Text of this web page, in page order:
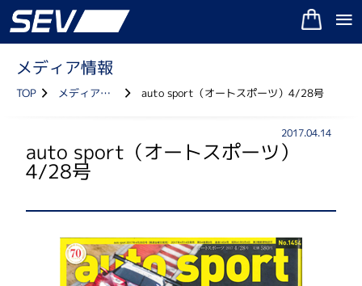
メディア情報
TOP メディア情報 auto sport（オートスポーツ）4/28号
auto sport（オートスポーツ）
4/28号
2017.04.14